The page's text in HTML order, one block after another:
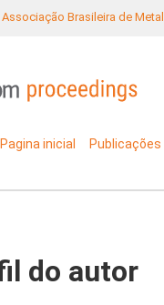
Brasileira de
Pagina inicial Publicações
do autor